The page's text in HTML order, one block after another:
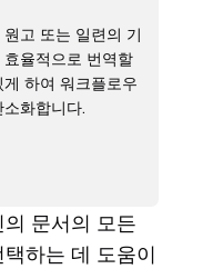
원고 또는 일련의 기
효율적으로 번역할
게 하여 워크플로우
소화합니다.
문서의 모든
하는 데 도움이